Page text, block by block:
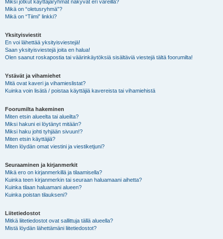
Miksi jotkut käyttäjäryhmät näkyvät eri väreillä?
Mikä on “oletusryhmä”?
Mikä on “Tiimi” linkki?
Yksityisviestit
En voi lähettää yksityisviestejä!
Saan yksityisviestejä joita en halua!
Olen saanut roskapostia tai väärinkäytöksiä sisältäviä viestejä tältä foorumilta!
Ystävät ja vihamiehet
Mitä ovat kaveri ja vihamieslistat?
Kuinka voin lisätä / poistaa käyttäjiä kavereista tai vihamiehistä
Foorumilta hakeminen
Miten etsin alueelta tai alueilta?
Miksi hakuni ei löytänyt mitään?
Miksi haku johti tyhjään sivuun!?
Miten etsin käyttäjiä?
Miten löydän omat viestini ja viestiketjuni?
Seuraaminen ja kirjanmerkit
Mikä ero on kirjanmerkillä ja tilaamisella?
Kuinka teen kirjanmerkin tai seuraan haluamaani aihetta?
Kuinka tilaan haluamani alueen?
Kuinka poistan tilaukseni?
Liitetiedostot
Mitkä liitetiedostot ovat sallittuja tällä alueella?
Mistä löydän lähettämäni liitetiedostot?